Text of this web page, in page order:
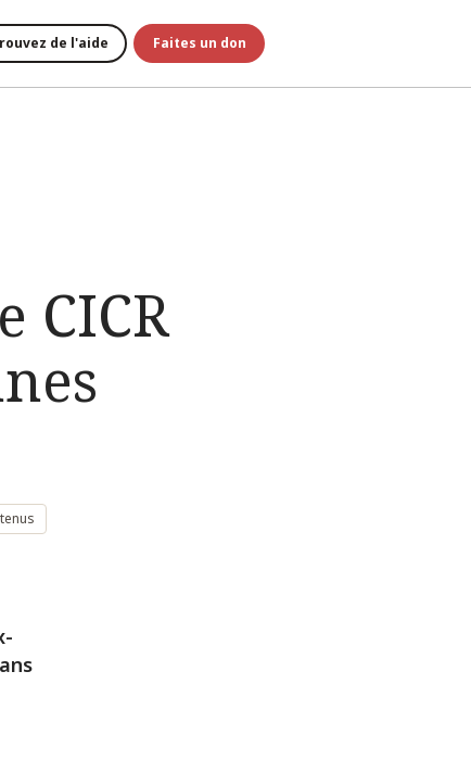
de l'aide Faites un don
CICR